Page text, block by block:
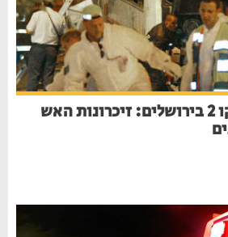
23 שנים לטבח בקו 2 בירושלים: זיכרונות האש